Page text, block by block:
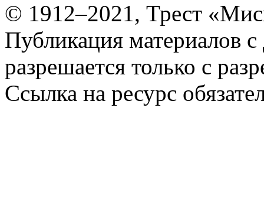
© 1912–2021, Трест
Публикация материалов
разрешается только с
Ссылка на ресурс